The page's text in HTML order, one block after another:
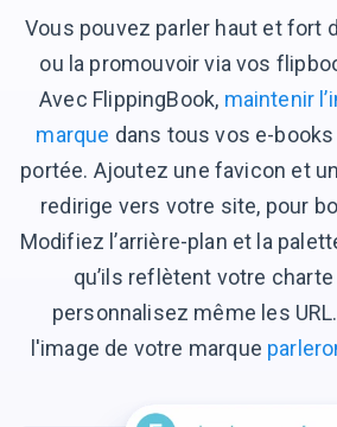
Vous pouvez parler haut et fort
ou la promouvoir via vos
Avec FlippingBook, maintenir
marque dans tous vos e-
portée. Ajoutez une favicon et
redirige vers votre site, pour
Modifiez l’arrière-plan et la
qu’ils reflètent votre
personnalisez même les
l'image de votre marque